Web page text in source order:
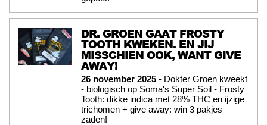
DR. GROEN GAAT FROSTY
TOOTH KWEKEN. EN JIJ
MISSCHIEN OOK, WANT GIVE
AWAY!
26 november 2025 - Dokter Groen kweekt
- biologisch op Soma's Super Soil - Frosty
Tooth: dikke indica met 28% THC en ijzige
trichomen + give away: win 3 pakjes
zaden!